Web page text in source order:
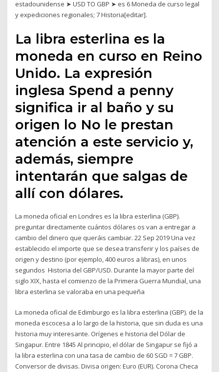
estadounidense ➤ USD TO GBP ➤ es 6 Moneda de curso legal
y expediciones regionales; 7 Historia[editar].
La libra esterlina es la
moneda en curso en Reino
Unido. La expresión
inglesa Spend a penny
significa ir al baño y su
origen lo No le prestan
atención a este servicio y,
además, siempre
intentarán que salgas de
allí con dólares.
La moneda oficial en Londres es la libra esterlina (GBP).
preguntar directamente cuántos dólares os van a entregar a
cambio del dinero que queráis cambiar. 22 Sep 2019 Una vez
establecido el importe que se desea transferir y los países de
origen y destino (por ejemplo, 400 euros a libras), en unos
segundos Historia del GBP/USD. Durante la mayor parte del
siglo XIX, hasta el comienzo de la Primera Guerra Mundial, una
libra esterlina se valoraba en una pequeña
La moneda oficial de Edimburgo es la libra esterlina (GBP). de la
moneda escocesa a lo largo de la historia, que sin duda es una
historia muy interesante. Orígenes e historia del Dólar de
Singapur. Entre 1845 Al principio, el dólar de Singapur se fijó a
la libra esterlina con una tasa de cambio de 60 SGD = 7 GBP.
Conversor de divisas. Divisa origen: Euro (EUR). Corona Checa